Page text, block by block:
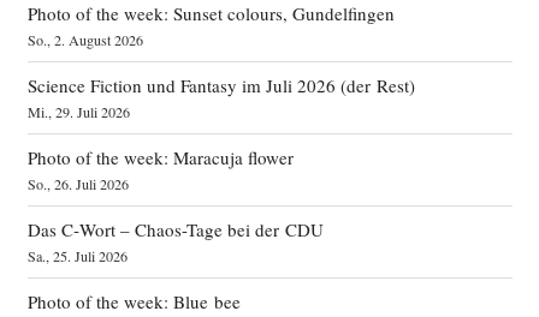
Photo of the week: Sunset colours, Gundelfingen
So., 2. August 2026
Science Fiction und Fantasy im Juli 2026 (der Rest)
Mi., 29. Juli 2026
Photo of the week: Maracuja flower
So., 26. Juli 2026
Das C‑Wort – Chaos-Tage bei der CDU
Sa., 25. Juli 2026
Photo of the week: Blue bee